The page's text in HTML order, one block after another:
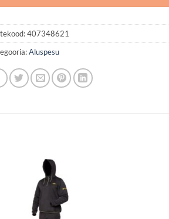
407348621
Aluspesu
soovinimekirjale